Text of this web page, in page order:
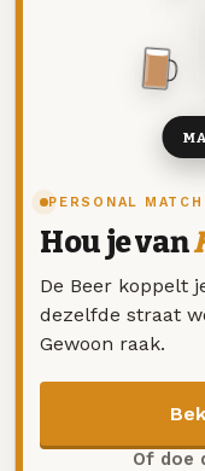
PERSONAL
Hou je van
De Beer koppelt
dezelfde straat
Gewoon raak.
Of doe